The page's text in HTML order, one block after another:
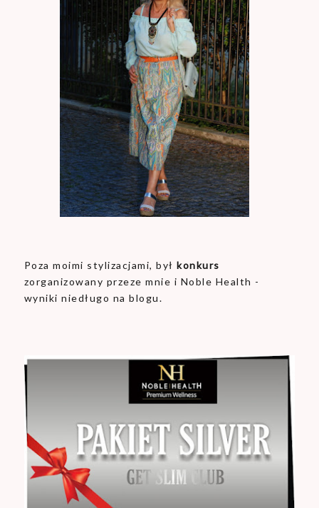
Poza moimi stylizacjami, byłkonkurs
zorganizowany przeze mnie i Noble Health -
wyniki niedługo na blogu.